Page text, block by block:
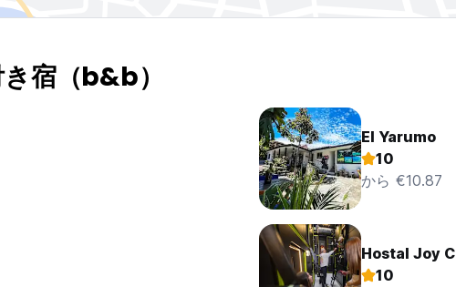
宿（b&b）
El Yarumo
10
から €10.87
Hostal Joy
10